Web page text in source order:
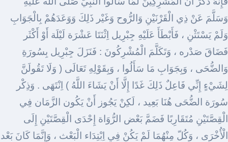
وَسَلَّمَ عَنْ ذِي الْقَرْنَيْنِ وَالرُّوح وَغَيْر ذَلِكَ وَوَعَدَهُمْ بِالْجَوَابِ
وَلَمْ يَسْتَثْنِ ، فَأَبْطَأَ عَلَيْهِ جِبْرِيل اِثْنَتَا عَشْرَة لَيْلَة أَوْ أَكْثَر
فَضَاقَ صَدْره ، وَتَكَلَّمَ الْمُشْرِكُونَ : فَنَزَلَ جِبْرِيل بِسُورَةِ
وَالضُّحَى ، وَبِجَوَابِ مَا سَأَلُوا ، وَبِقَوْلِهِ تَعَالَى ( وَلَا تَقُولَنَّ
لِشَيْءٍ إِنِّي فَاعِلٌ ذَلِكَ غَدًا إِلَّا أَنْ يَشَاءَ اللَّهُ ) اِنْتَهَى . وَذِكْر
سُورَة الضُّحَى هُنَا بَعِيد ، لَكِنْ يَجُوز أَنْ يَكُون الزَّمَان فِي
الْقِصَّتَيْنِ مُتَقَارِبًا فَضَمَّ بَعْض الرُّوَاة إِحْدَى الْقِصَّتَيْنِ إِلَى
الْأُخْرَى ، وَكُلّ مِنْهُمَا لَمْ يَكُنْ فِي اِبْتِدَاء الْبَعْث ، وَإِنَّمَا كَانَ بَعْد